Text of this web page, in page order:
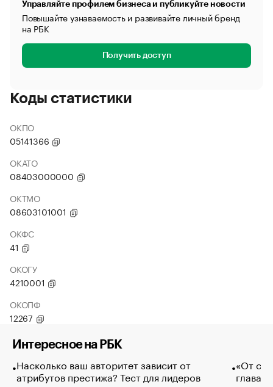
Управляйте профилем бизнеса и публикуйте новости
Повышайте узнаваемость и развивайте личный бренд
на РБК
Получить доступ
Коды статистики
ОКПО
05141366
ОКАТО
08403000000
ОКТМО
08603101001
ОКФС
41
ОКОГУ
4210001
ОКОПФ
12267
Интересное на РБК
Насколько ваш авторитет зависит от
атрибутов престижа? Тест для лидеров
«От
глава